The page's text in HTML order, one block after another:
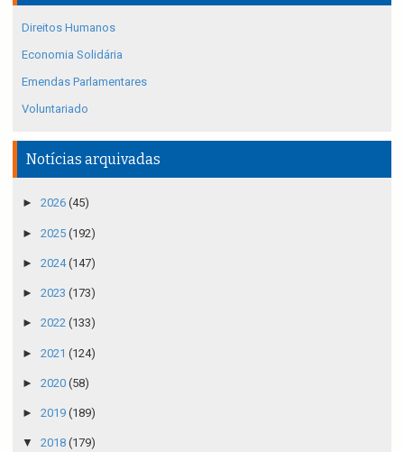
Direitos Humanos
Economia Solidária
Emendas Parlamentares
Voluntariado
Notícias arquivadas
► 2026 (45)
► 2025 (192)
► 2024(147)
► 2023 (173)
► 2022 (133)
► 2021 (124)
► 2020 (58)
► 2019 (189)
▼ 2018 (179)